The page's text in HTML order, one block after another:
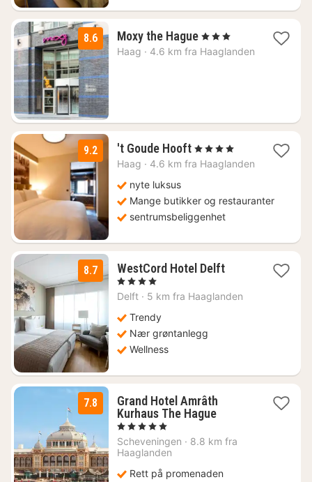
8.6 Moxy the Hague2
netter
, 3 Stjerner
Haag · 4.6 km fra Haaglanden
9.2 't Goude Hooft1
natt
kr.
, 4 Stjerner
Haag · 4.6 km fra Haaglanden
nyte luksus
Mange butikker og restauranter
sentrumsbeliggenhet
8.7 WestCord Hotel Delft1
fra
, 4 Stjerner
Delft · 5 km fra Haaglanden
Trendy
Nær grøntanlegg
Wellness
7.8
Grand Hotel Amrâth
Kurhaus The Hague1
fra
, 5 Stjerner
Scheveningen · 8.8 km fra
Haaglanden
Rett på promenaden